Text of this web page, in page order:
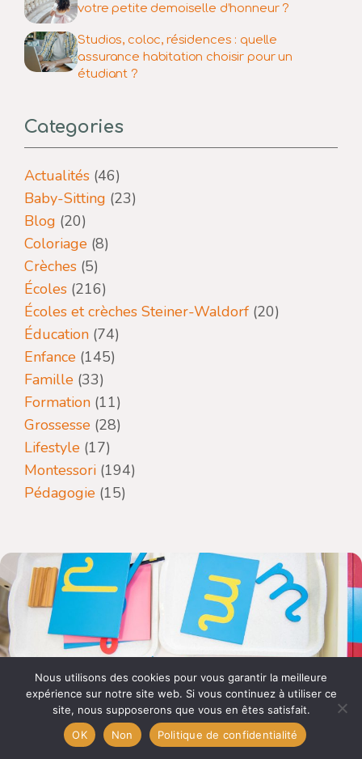
votre petite demoiselle d’honneur ?
Studios, coloc, résidences : quelle
assurance habitation choisir pour un
étudiant ?
Categories
Actualités (46)
Baby-Sitting (23)
Blog (20)
Coloriage (8)
Crèches (5)
Écoles (216)
Écoles et crèches Steiner-Waldorf (20)
Éducation (74)
Enfance (145)
Famille (33)
Formation (11)
Grossesse (28)
Lifestyle (17)
Montessori (194)
Pédagogie (15)
Nous utilisons des cookies pour vous garantir la meilleure
expérience sur notre site web. Si vous continuez à utiliser ce
site, nous supposerons que vous en êtes satisfait.
OK
Non Politique de confidentialité